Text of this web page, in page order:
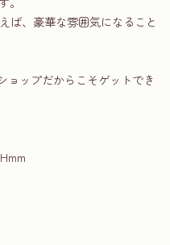
ば、豪華な雰囲気になること
ップだからこそゲットでき